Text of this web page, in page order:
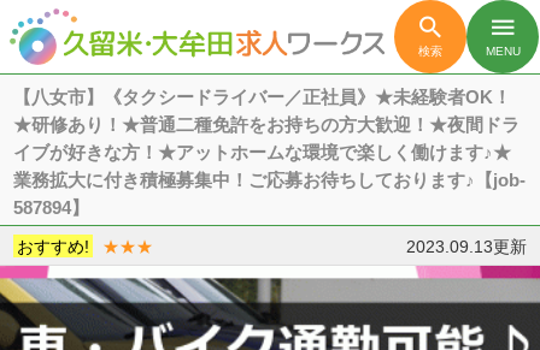

検索
menu
MENU
【八女市】《タクシードライバー／正社員》★未経験者OK！
★研修あり！★普通二種免許をお持ちの方大歓迎！★夜間ドラ
イブが好きな方！★アットホームな環境で楽しく働けます♪★
業務拡大に付き積極募集中！ご応募お待ちしております♪【job-
587894】
おすすめ! ★★★ 2023.09.13更新